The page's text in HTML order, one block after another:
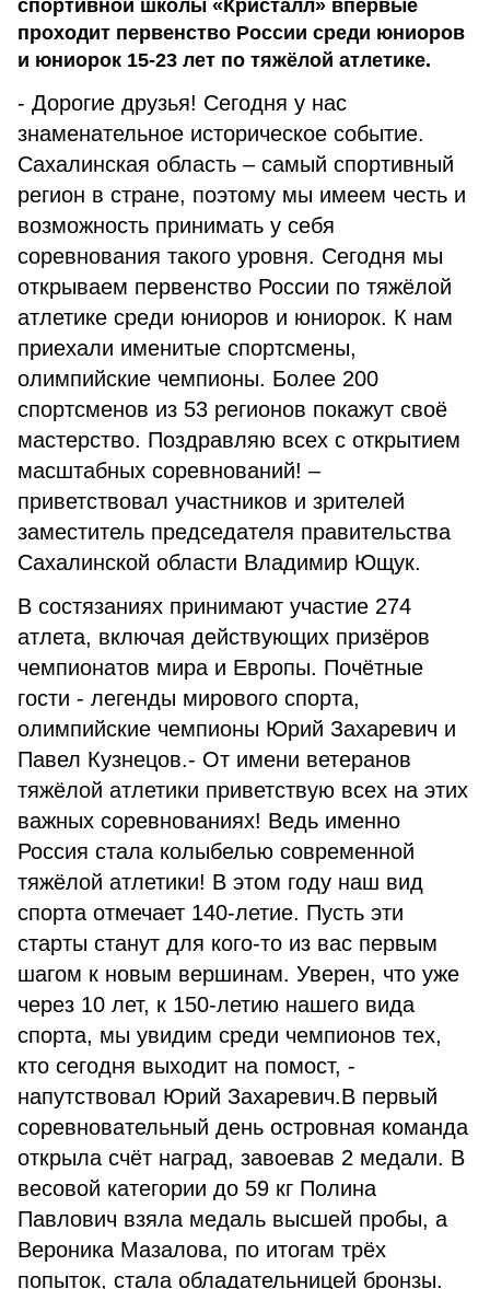
спортивной школы «Кристалл» впервые
проходит первенство России среди юниоров
и юниорок 15-23 лет по тяжёлой атлетике.
- Дорогие друзья! Сегодня у нас
знаменательное историческое событие.
Сахалинская область – самый спортивный
регион в стране, поэтому мы имеем честь и
возможность принимать у себя
соревнования такого уровня. Сегодня мы
открываем первенство России по тяжёлой
атлетике среди юниоров и юниорок. К нам
приехали именитые спортсмены,
олимпийские чемпионы. Более 200
спортсменов из 53 регионов покажут своё
мастерство. Поздравляю всех с открытием
масштабных соревнований! –
приветствовал участников и зрителей
заместитель председателя правительства
Сахалинской области Владимир Ющук.
В состязаниях принимают участие 274
атлета, включая действующих призёров
чемпионатов мира и Европы. Почётные
гости - легенды мирового спорта,
олимпийские чемпионы Юрий Захаревич и
Павел Кузнецов.- От имени ветеранов
тяжёлой атлетики приветствую всех на этих
важных соревнованиях! Ведь именно
Россия стала колыбелью современной
тяжёлой атлетики! В этом году наш вид
спорта отмечает 140-летие. Пусть эти
старты станут для кого-то из вас первым
шагом к новым вершинам. Уверен, что уже
через 10 лет, к 150-летию нашего вида
спорта, мы увидим среди чемпионов тех,
кто сегодня выходит на помост, -
напутствовал Юрий Захаревич.В первый
соревновательный день островная команда
открыла счёт наград, завоевав 2 медали. В
весовой категории до 59 кг Полина
Павлович взяла медаль высшей пробы, а
Вероника Мазалова, по итогам трёх
попыток, стала обладательницей бронзы.